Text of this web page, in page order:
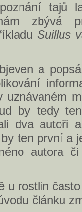
tajů
zbývá
Suillus
a
uznávaném
by tedy
dva autoři
ten první a
autora
u rostlin
článku